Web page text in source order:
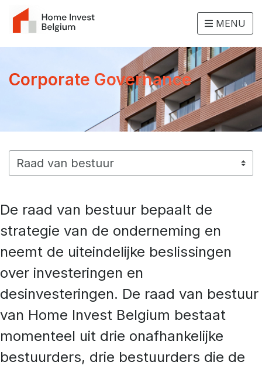
MENU
Corporate Governance
De raad van bestuur bepaalt de
strategie van de onderneming en
neemt de uiteindelijke beslissingen
over investeringen en
desinvesteringen. De raad van bestuur
van Home Invest Belgium bestaat
momenteel uit drie onafhankelijke
bestuurders, drie bestuurders die de